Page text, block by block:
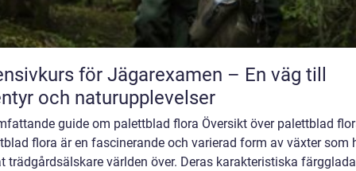
för Jägarexamen – En väg till
och naturupplevelser
guide om palettblad flora Översikt över palettblad
flora är en fascinerande och varierad form av växter som
trädgårdsälskare världen över. Deras karakteristiska